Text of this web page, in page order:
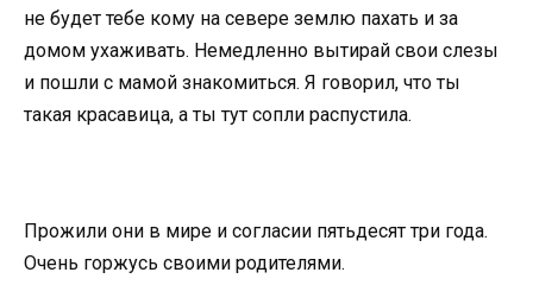
не будет тебе кому на севере землю пахать и за
домом ухаживать. Немедленно вытирай свои слезы
и пошли с мамой знакомиться. Я говорил, что ты
такая красавица, а ты тут сопли распустила.
Прожили они в мире и согласии пятьдесят три года.
Очень горжусь своими родителями.